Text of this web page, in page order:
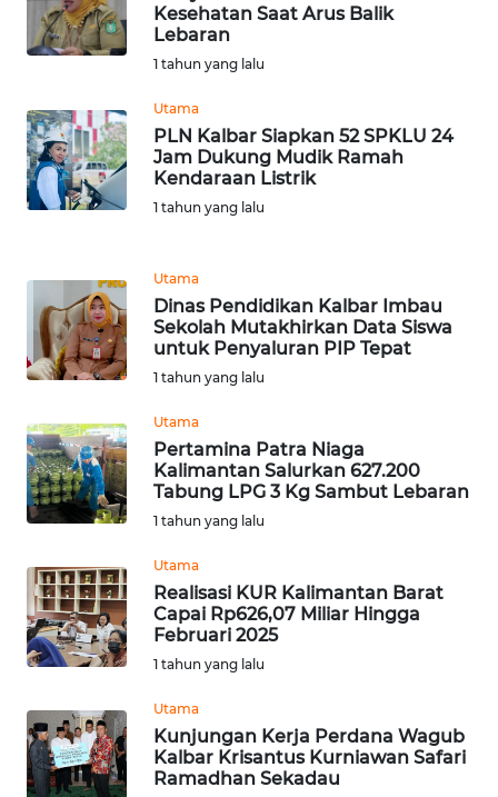
Kesehatan Saat Arus Balik
Lebaran
1 tahun yang lalu
Utama
PLN Kalbar Siapkan 52 SPKLU 24
Jam Dukung Mudik Ramah
Kendaraan Listrik
1 tahun yang lalu
Utama
Dinas Pendidikan Kalbar Imbau
Sekolah Mutakhirkan Data Siswa
untuk Penyaluran PIP Tepat
1 tahun yang lalu
Utama
Pertamina Patra Niaga
Kalimantan Salurkan 627.200
Tabung LPG 3 Kg Sambut Lebaran
1 tahun yang lalu
Utama
Realisasi KUR Kalimantan Barat
Capai Rp626,07 Miliar Hingga
Februari 2025
1 tahun yang lalu
Utama
Kunjungan Kerja Perdana Wagub
Kalbar Krisantus Kurniawan Safari
Ramadhan Sekadau
WN
Wahana
Media
Group
WAHANA
TANI
ADVOKAT
WAHANA
INFRASTRUKTUR
KONSUMEN
WAHANA
LISTRIK
WAHANA
TRAVEL